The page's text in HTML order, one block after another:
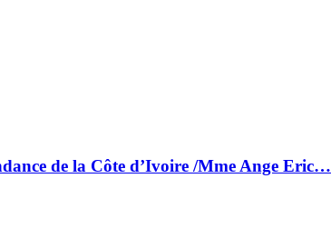
de la Côte d’Ivoire /Mme Ange Eric…